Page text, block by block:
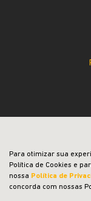
Para otimizar sua
Política de Cookies e
nossa Política de
concorda com nossas